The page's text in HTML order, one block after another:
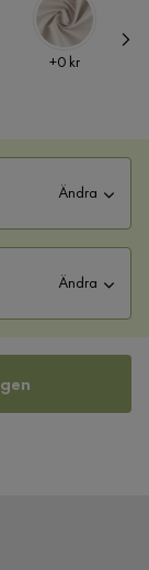
Pris
+0 kr
Ändra
Ändra